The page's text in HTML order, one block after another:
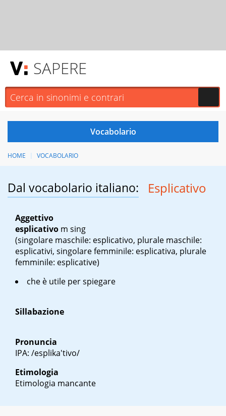
SAPERE
HOME VOCABOLARIO
Dal vocabolario italiano: Esplicativo
Aggettivo
esplicativo m sing
(singolare maschile: esplicativo, plurale maschile:
esplicativi, singolare femminile: esplicativa, plurale
femminile: esplicative)
che è utile per spiegare
Sillabazione
Pronuncia
IPA: /esplika'tivo/
Etimologia
Etimologia mancante